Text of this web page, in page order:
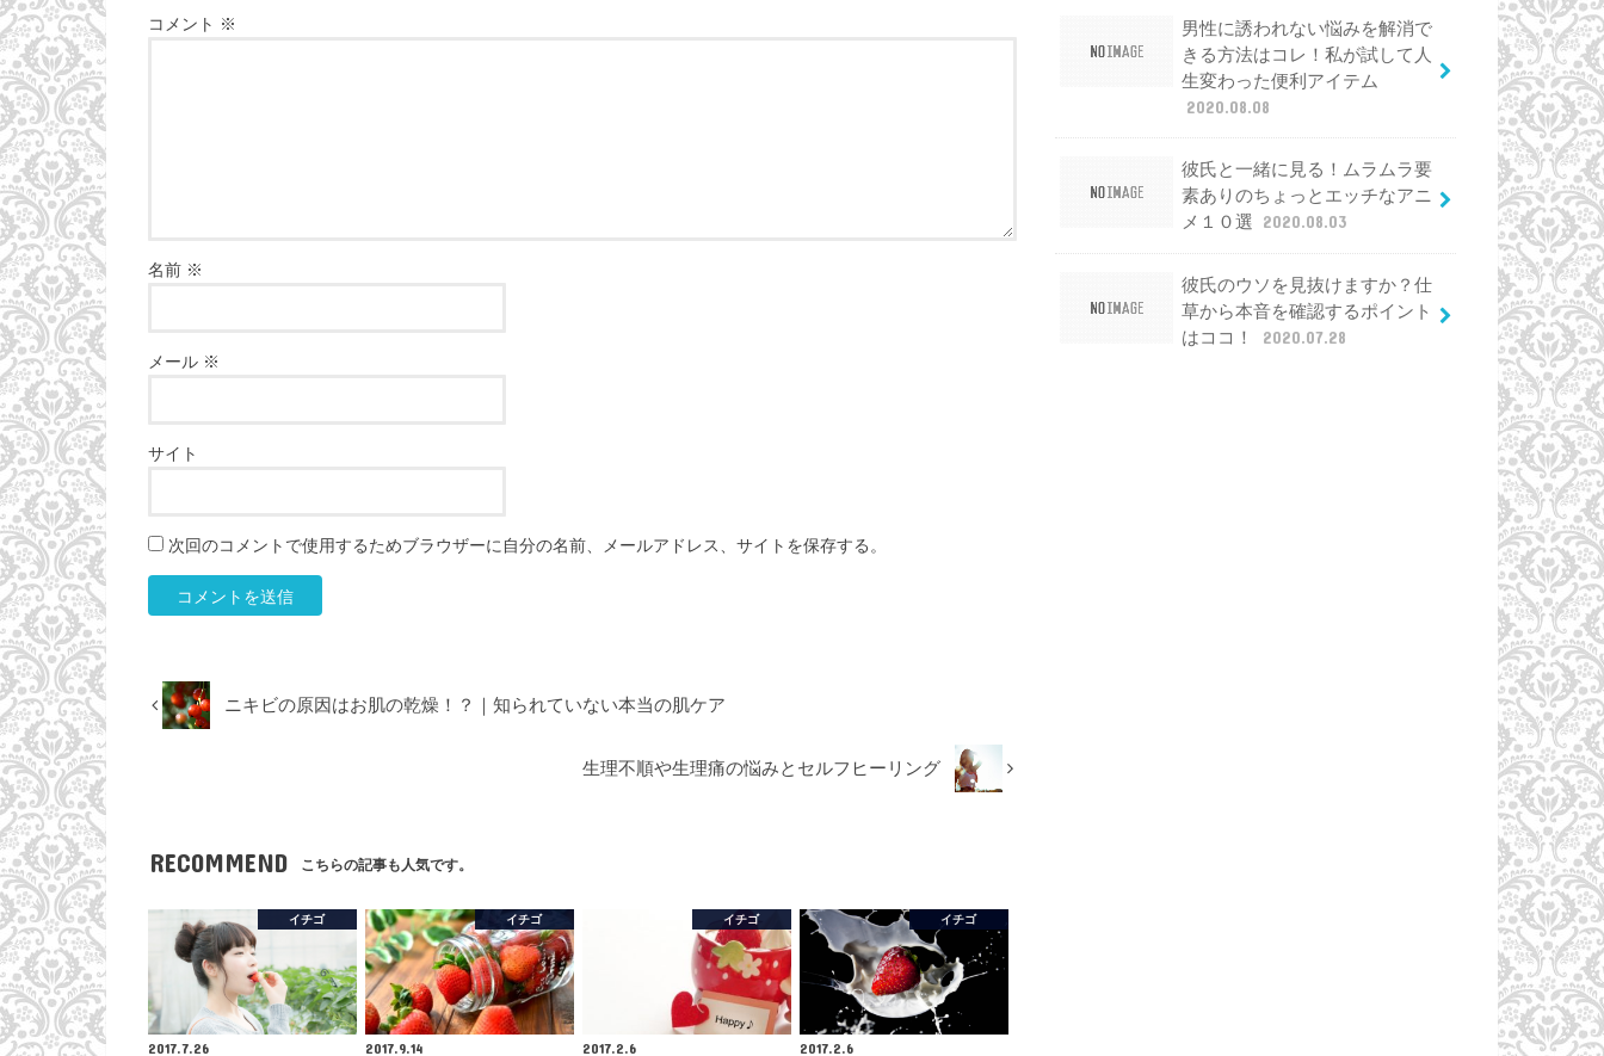
コメント ※
名前 ※
メール ※
サイト
次回のコメントで使用するためブラウザーに自分の名前、メールアドレス、サイトを保存する。
ニキビの原因はお肌の乾燥！？｜知られていない本当の肌ケア
生理不順や生理痛の悩みとセルフヒーリング
RECOMMEND こちらの記事も人気です。
イチゴ
2017.7.26
イチゴ
2017.9.14
イチゴ
2017.2.6
イチゴ
2017.2.6
男性に誘われない悩みを解消で
きる方法はコレ！私が試して人
生変わった便利アイテム
2020.08.08
彼氏と一緒に見る！ムラムラ要
素ありのちょっとエッチなアニ
メ１０選
2020.08.03
彼氏のウソを見抜けますか？仕
草から本音を確認するポイント
はココ！
2020.07.28